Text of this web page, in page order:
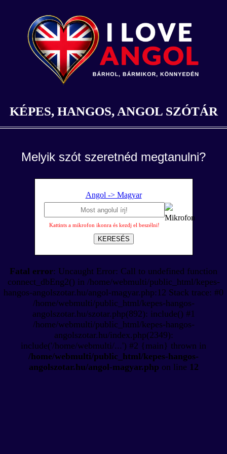
KÉPES, HANGOS, ANGOL SZÓTÁR
Melyik szót szeretnéd megtanulni?
Angol -> Magyar
Kattints a mikrofon ikonra és kezdj el beszélni!
KERESÉS
Fatal error: Uncaught Error: Call to undefined function
connect_dbEng2() in /home/webmulti/public_html/kepes-
hangos-angolszotar.hu/angol-magyar.php:12 Stack trace: #0
/home/webmulti/public_html/kepes-hangos-
angolszotar.hu/szotar.php(892): include() #1
/home/webmulti/public_html/kepes-hangos-
angolszotar.hu/index.php(2349):
include('/home/webmulti/...') #2 {main} thrown in
/home/webmulti/public_html/kepes-hangos-
angolszotar.hu/angol-magyar.php on line 12